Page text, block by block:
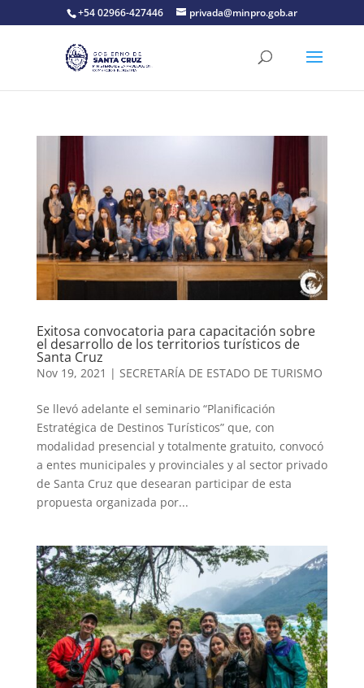
+54 02966-427446 privada@minpro.gob.ar
Exitosa convocatoria para capacitación sobre
el desarrollo de los territorios turísticos de
Santa Cruz
Nov 19, 2021 | SECRETARÍA DE ESTADO DE TURISMO
Se llevó adelante el seminario “Planificación
Estratégica de Destinos Turísticos” que, con
modalidad presencial y totalmente gratuito, convocó
a entes municipales y provinciales y al sector privado
de Santa Cruz que desearan participar de esta
propuesta organizada por...